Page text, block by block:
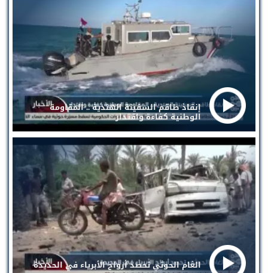
إنقاذ طاقم السفينة الهندية .. المقاومة
الوطنية كفاءة واقتدار
الغام الحوثي تحصد أرواح الأبرياء في الحديدة